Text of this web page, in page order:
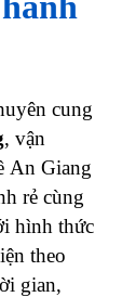
cung
, vận
An Giang
rẻ cùng
hình thức
theo
gian,